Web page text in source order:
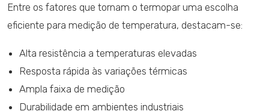
Entre os fatores que tornam o termopar uma escolha
eficiente para medição de temperatura, destacam-se:
Alta resistência a temperaturas elevadas
Resposta rápida às variações térmicas
Ampla faixa de medição
Durabilidade em ambientes industriais